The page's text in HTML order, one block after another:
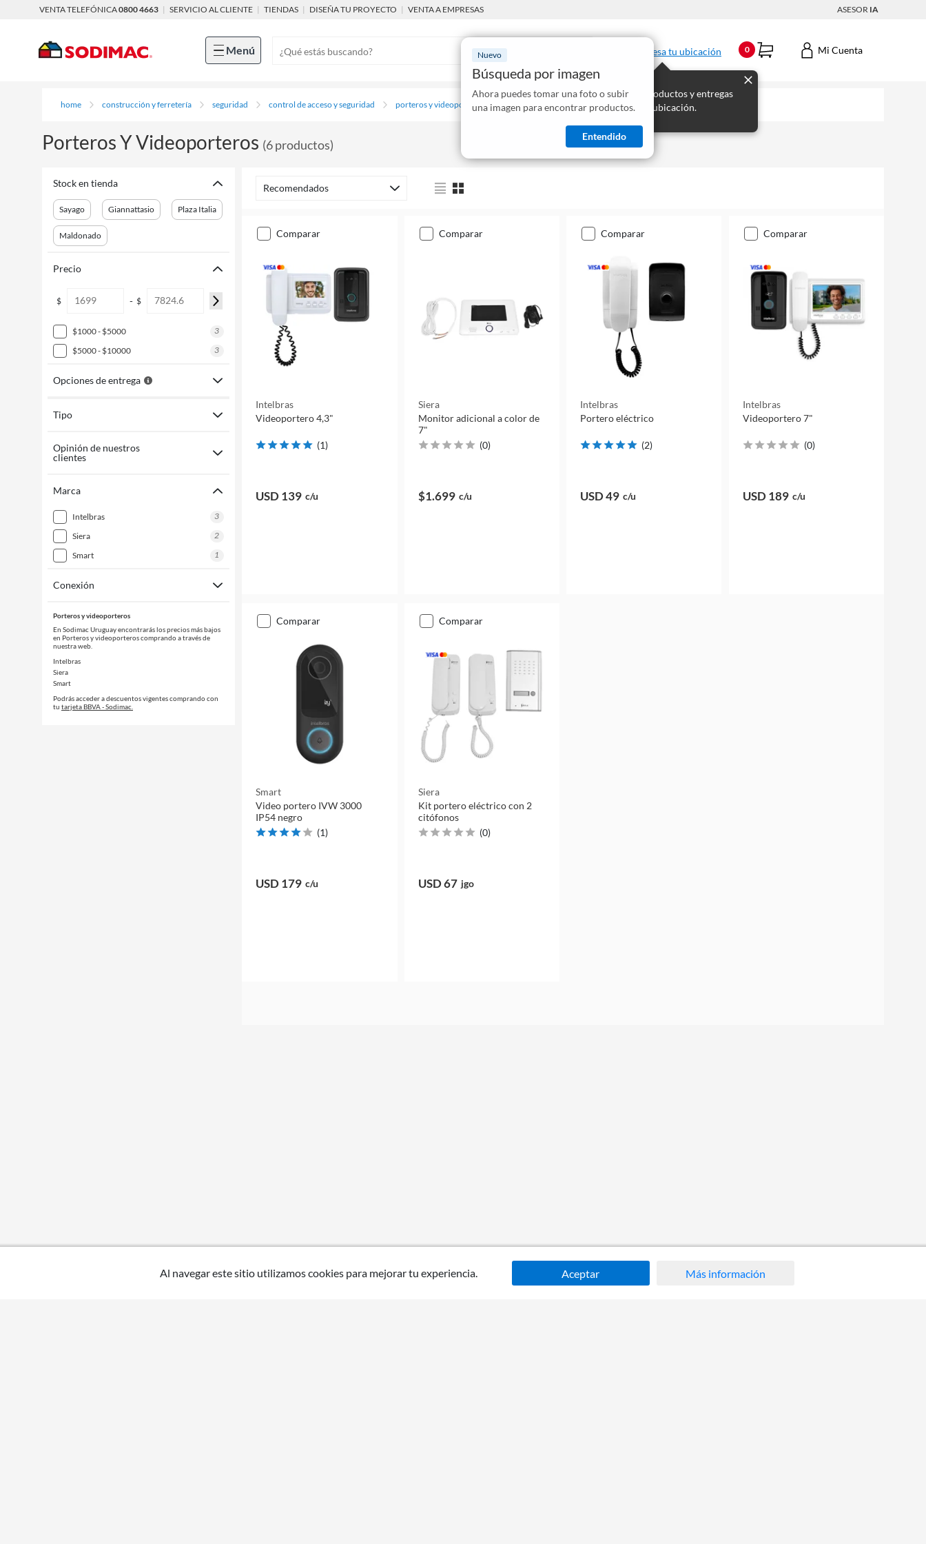
VENTA TELEFÓNICA0800 4663 | SERVICIO AL CLIENTE | TIENDAS | DISEÑA TU PROYECTO | VENTA A EMPRESAS ASESOR IA
Menú Nuevo
Búsqueda por imagen
Ahora puedes tomar una foto o subir
una imagen para encontrar productos.
Entendido
Ingresa tu ubicación
Mostraremos los productos y entregas
disponibles para tu ubicación.
0 Mi Cuenta
home construcción y ferretería seguridad control de acceso y seguridad porteros y videoporteros
Porteros Y Videoporteros (6productos)
Stock en tienda
Sayago Giannattasio Plaza Italia
Maldonado
Precio
$ - $
$1000 - $5000
3
$5000 - $10000
3
Opciones de entrega
Tipo
Opinión de nuestros
clientes
Marca
intelbras
3
siera
2
smart
1
Conexión
Porteros y videoporteros
En Sodimac Uruguay encontrarás los precios más bajos
en Porteros y videoporteros comprando a través de
nuestra web.
Intelbras
Siera
Smart
Podrás acceder a descuentos vigentes comprando con
tu tarjeta BBVA - Sodimac.
Recomendados
comparar
Intelbras
Videoportero 4,3"
(1)
USD 139 c/u
comparar
Siera
Monitor adicional a color de
7"
(0)
$1.699 c/u
comparar
Intelbras
Portero eléctrico
(2)
USD 49 c/u
comparar
Intelbras
Videoportero 7"
(0)
USD 189 c/u
comparar
Smart
Video portero IVW 3000
IP54 negro
(1)
USD 179 c/u
comparar
Siera
Kit portero eléctrico con 2
citófonos
(0)
USD 67 jgo
Al navegar este sitio utilizamos cookies para mejorar tu experiencia. Aceptar Más información